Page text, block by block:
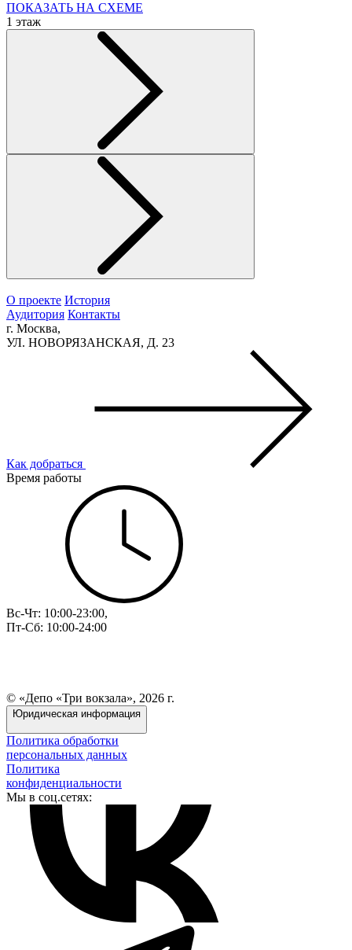
ПОКАЗАТЬ НА СХЕМЕ
1 этаж
О проекте История
Аудитория Контакты
г. Москва,
УЛ. НОВОРЯЗАНСКАЯ, Д. 23
Как добраться
Время работы
Вс-Чт: 10:00-23:00,
Пт-Сб: 10:00-24:00
© «Депо «Три вокзала», 2026 г.
Юридическая информация
Политика обработки
персональных данных
Политика
конфиденциальности
Мы в соц.сетях: